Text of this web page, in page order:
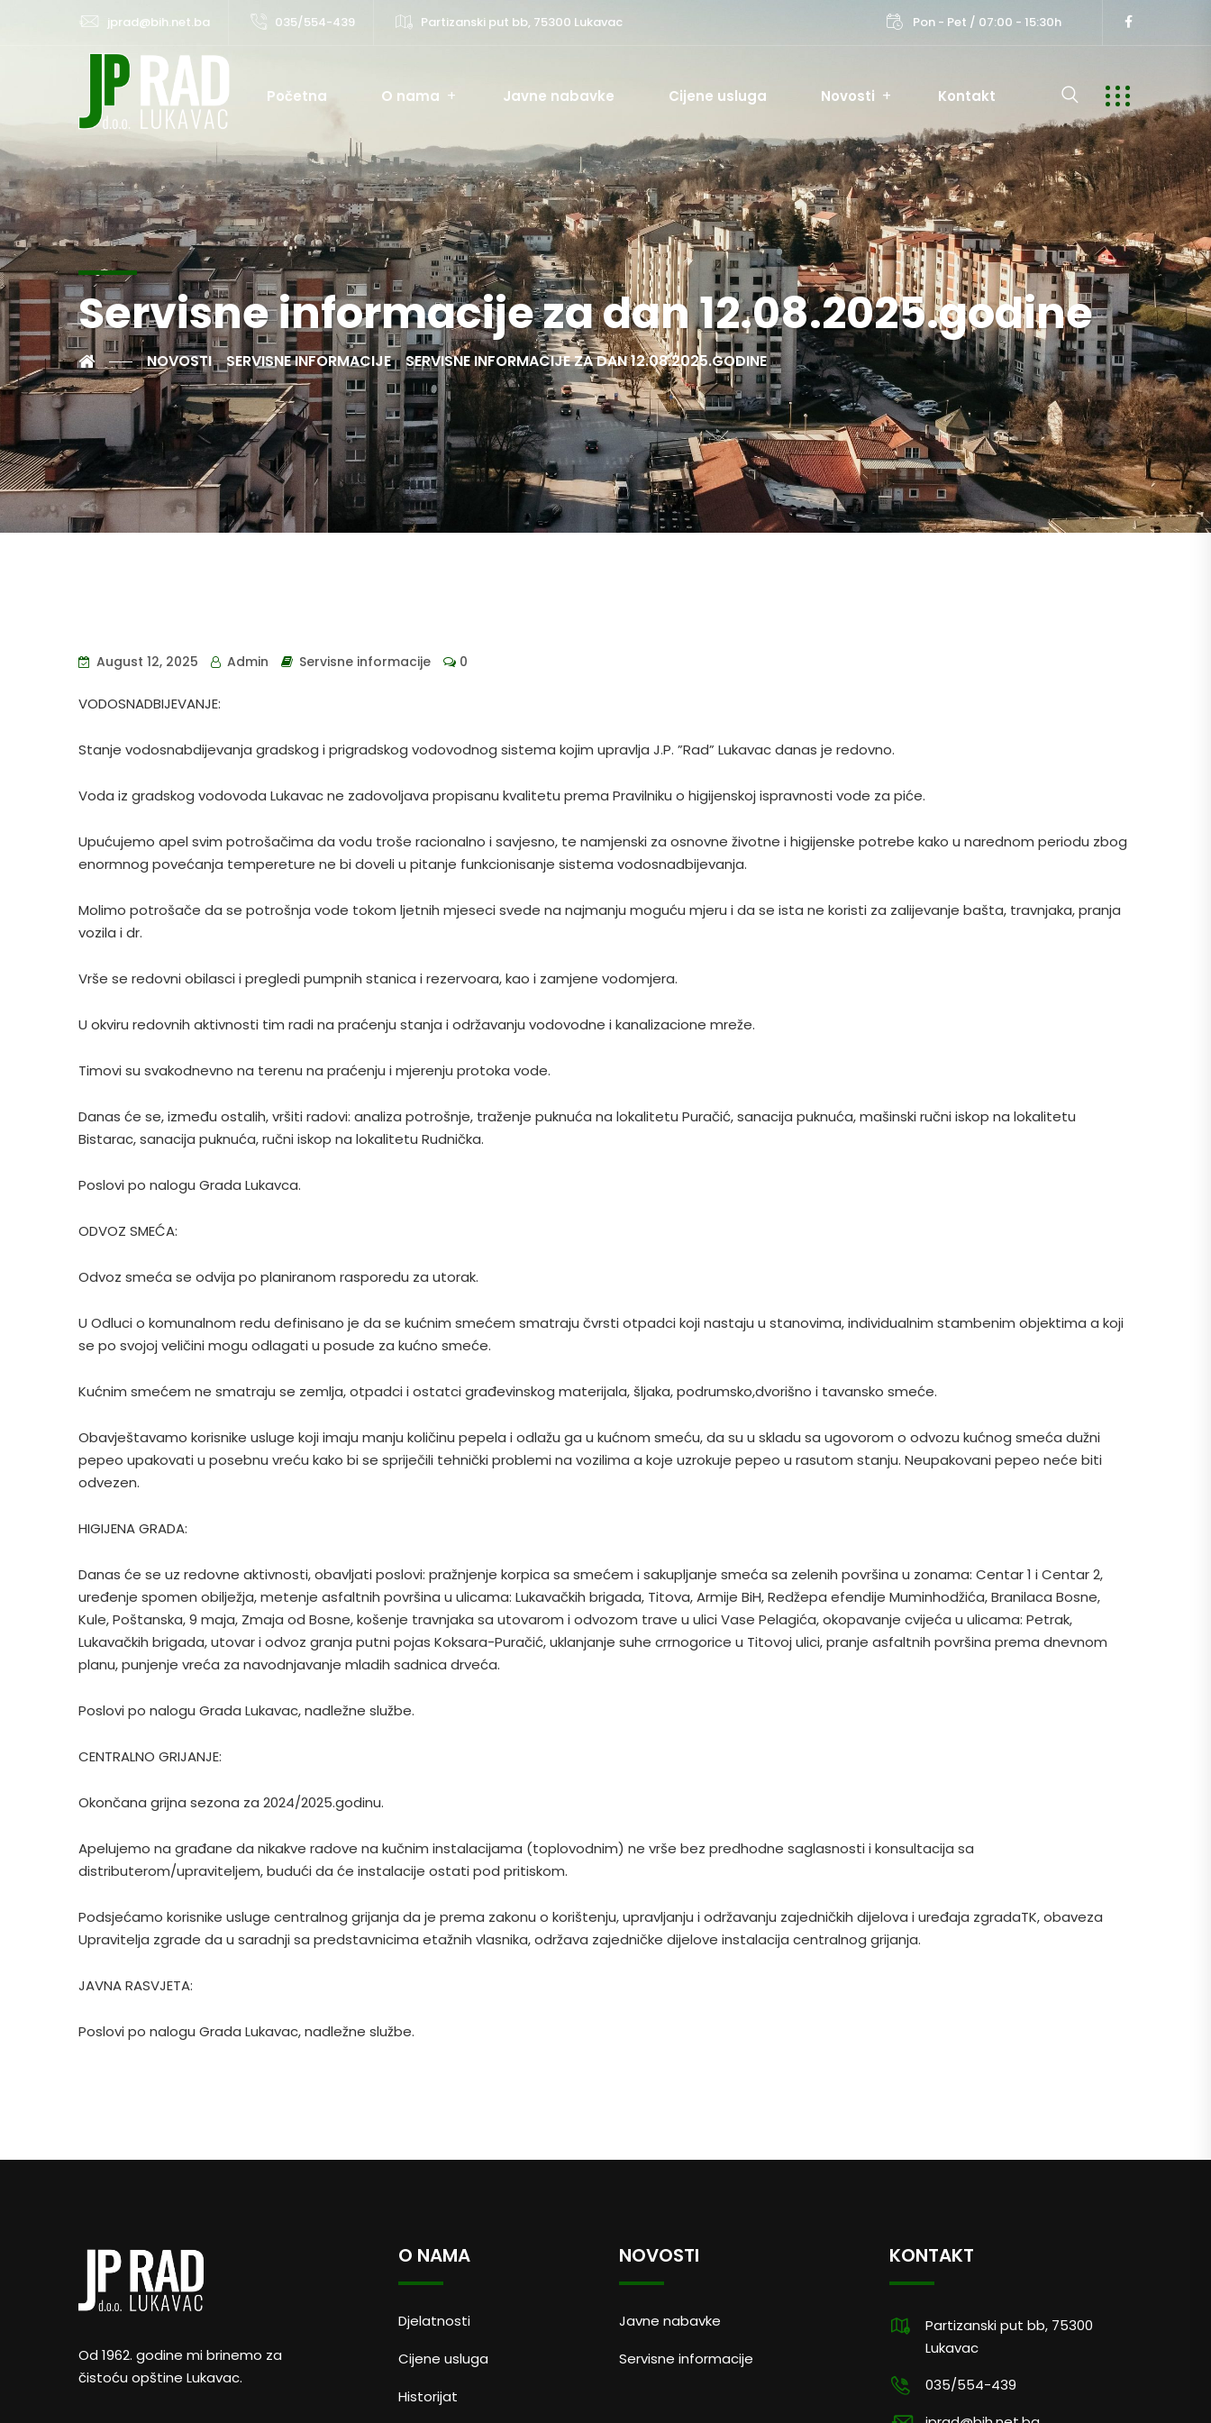
jprad@bih.net.ba 035/554-439 Partizanski put bb, 75300 Lukavac Pon - Pet / 07:00 - 15:30h
Početna O nama Javne nabavke Cijene usluga Novosti Kontakt
Servisne informacije za dan 12.08.2025.godine
NOVOSTI SERVISNE INFORMACIJE SERVISNE INFORMACIJE ZA DAN 12.08.2025.GODINE
August 12, 2025 Admin Servisne informacije 0
VODOSNADBIJEVANJE:
Stanje vodosnabdijevanja gradskog i prigradskog vodovodnog sistema kojim upravlja J.P. ”Rad” Lukavac danas je redovno.
Voda iz gradskog vodovoda Lukavac ne zadovoljava propisanu kvalitetu prema Pravilniku o higijenskoj ispravnosti vode za piće.
Upućujemo apel svim potrošačima da vodu troše racionalno i savjesno, te namjenski za osnovne životne i higijenske potrebe kako u narednom periodu zbog
enormnog povećanja tempereture ne bi doveli u pitanje funkcionisanje sistema vodosnadbijevanja.
Molimo potrošače da se potrošnja vode tokom ljetnih mjeseci svede na najmanju moguću mjeru i da se ista ne koristi za zalijevanje bašta, travnjaka, pranja
vozila i dr.
Vrše se redovni obilasci i pregledi pumpnih stanica i rezervoara, kao i zamjene vodomjera.
U okviru redovnih aktivnosti tim radi na praćenju stanja i održavanju vodovodne i kanalizacione mreže.
Timovi su svakodnevno na terenu na praćenju i mjerenju protoka vode.
Danas će se, između ostalih, vršiti radovi: analiza potrošnje, traženje puknuća na lokalitetu Puračić, sanacija puknuća, mašinski ručni iskop na lokalitetu
Bistarac, sanacija puknuća, ručni iskop na lokalitetu Rudnička.
Poslovi po nalogu Grada Lukavca.
ODVOZ SMEĆA:
Odvoz smeća se odvija po planiranom rasporedu za utorak.
U Odluci o komunalnom redu definisano je da se kućnim smećem smatraju čvrsti otpadci koji nastaju u stanovima, individualnim stambenim objektima a koji
se po svojoj veličini mogu odlagati u posude za kućno smeće.
Kućnim smećem ne smatraju se zemlja, otpadci i ostatci građevinskog materijala, šljaka, podrumsko,dvorišno i tavansko smeće.
Obavještavamo korisnike usluge koji imaju manju količinu pepela i odlažu ga u kućnom smeću, da su u skladu sa ugovorom o odvozu kućnog smeća dužni
pepeo upakovati u posebnu vreću kako bi se spriječili tehnički problemi na vozilima a koje uzrokuje pepeo u rasutom stanju. Neupakovani pepeo neće biti
odvezen.
HIGIJENA GRADA:
Danas će se uz redovne aktivnosti, obavljati poslovi: pražnjenje korpica sa smećem i sakupljanje smeća sa zelenih površina u zonama: Centar 1 i Centar 2,
uređenje spomen obilježja, metenje asfaltnih površina u ulicama: Lukavačkih brigada, Titova, Armije BiH, Redžepa efendije Muminhodžića, Branilaca Bosne,
Kule, Poštanska, 9 maja, Zmaja od Bosne, košenje travnjaka sa utovarom i odvozom trave u ulici Vase Pelagića, okopavanje cvijeća u ulicama: Petrak,
Lukavačkih brigada, utovar i odvoz granja putni pojas Koksara-Puračić, uklanjanje suhe crrnogorice u Titovoj ulici, pranje asfaltnih površina prema dnevnom
planu, punjenje vreća za navodnjavanje mladih sadnica drveća.
Poslovi po nalogu Grada Lukavac, nadležne službe.
CENTRALNO GRIJANJE:
Okončana grijna sezona za 2024/2025.godinu.
Apelujemo na građane da nikakve radove na kučnim instalacijama (toplovodnim) ne vrše bez predhodne saglasnosti i konsultacija sa
distributerom/upraviteljem, budući da će instalacije ostati pod pritiskom.
Podsjećamo korisnike usluge centralnog grijanja da je prema zakonu o korištenju, upravljanju i održavanju zajedničkih dijelova i uređaja zgradaTK, obaveza
Upravitelja zgrade da u saradnji sa predstavnicima etažnih vlasnika, održava zajedničke dijelove instalacija centralnog grijanja.
JAVNA RASVJETA:
Poslovi po nalogu Grada Lukavac, nadležne službe.
Od 1962. godine mi brinemo za
čistoću opštine Lukavac.
O NAMA
Djelatnosti
Cijene usluga
Historijat
NOVOSTI
Javne nabavke
Servisne informacije
KONTAKT
Partizanski put bb, 75300
Lukavac
035/554-439